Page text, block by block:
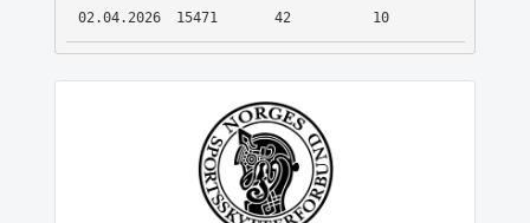
02.04.2026 15471 42 10